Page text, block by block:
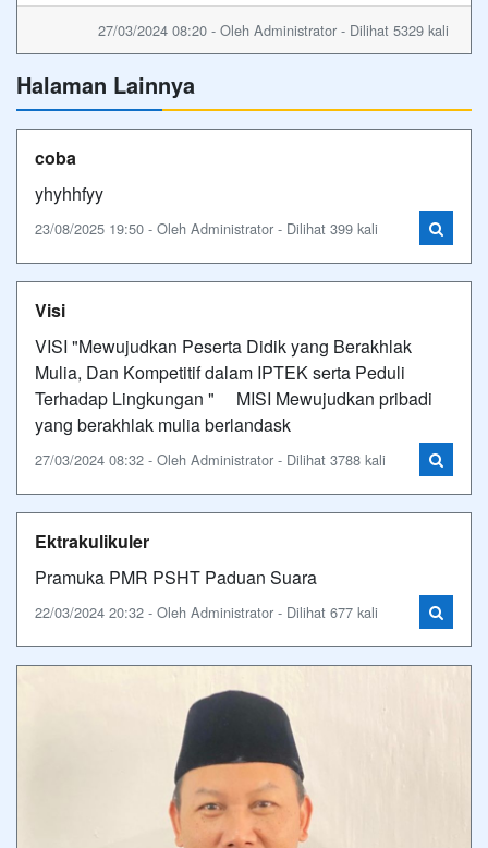
27/03/2024 08:20 - Oleh Administrator - Dilihat 5329 kali
Halaman Lainnya
coba
yhyhhfyy
23/08/2025 19:50 - Oleh Administrator - Dilihat 399 kali
Visi
VISI "Mewujudkan Peserta Didik yang Berakhlak
Mulia, Dan Kompetitif dalam IPTEK serta Peduli
Terhadap Lingkungan " MISI Mewujudkan pribadi
yang berakhlak mulia berlandask
27/03/2024 08:32 - Oleh Administrator - Dilihat 3788 kali
Ektrakulikuler
Pramuka PMR PSHT Paduan Suara
22/03/2024 20:32 - Oleh Administrator - Dilihat 677 kali